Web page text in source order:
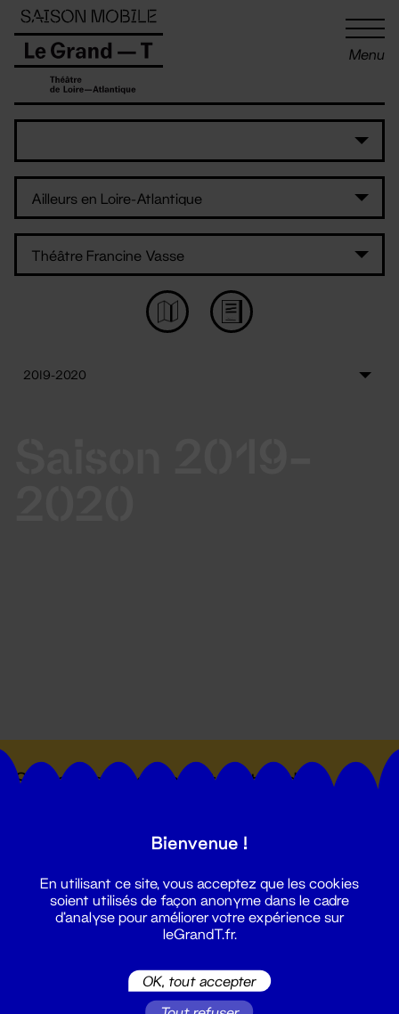
Menu
Suivez toutes les actualités du
Panneau de gestion des cookies
Bienvenue !
En utilisant ce site, vous acceptez que les cookies
soient utilisés de façon anonyme dans le cadre
d'analyse pour améliorer votre expérience sur
leGrandT.fr.
OK, tout accepter